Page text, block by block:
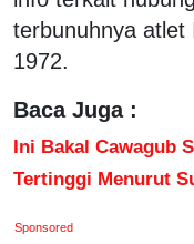
terbunuhnya atlet
1972.
Baca Juga :
Ini Bakal Cawagub
Tertinggi Menurut
Sponsored